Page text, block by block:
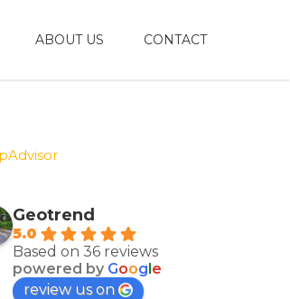
ABOUT US CONTACT
Geotrend
5.0
Based on 36 reviews
powered by Google
review us on